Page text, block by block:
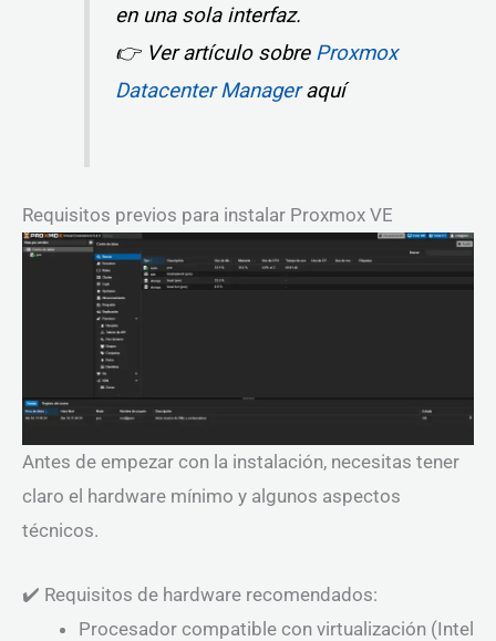
en una sola interfaz.
👉 Ver artículo sobre Proxmox
Datacenter Manageraquí
Requisitos previos para instalar Proxmox VE
Antes de empezar con la instalación, necesitas tener
claro el hardware mínimo y algunos aspectos
técnicos.
✔️ Requisitos de hardware recomendados:
Procesador compatible con virtualización (Intel